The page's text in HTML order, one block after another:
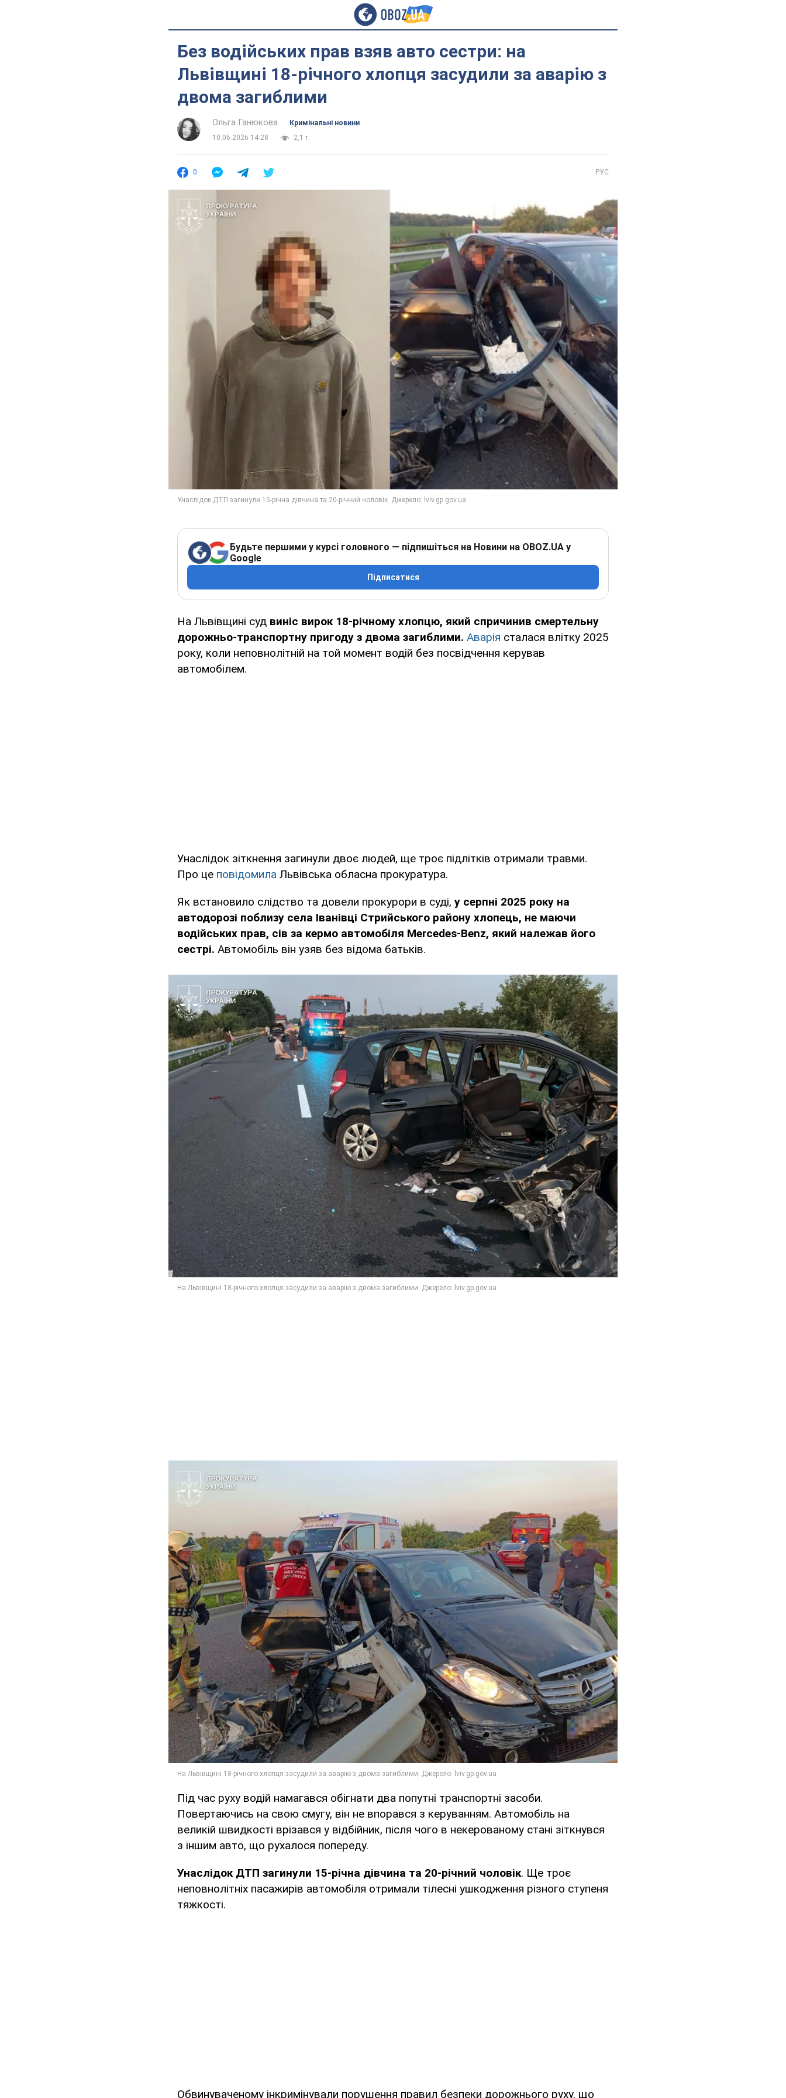
Без водійських прав взяв авто сестри: на
Львівщині 18-річного хлопця засудили за аварію з
двома загиблими
Ольга Ганюкова
Кримінальні новини
10.06.2026 14:28
2,1 т.
0 РУС
Будьте першими у курсі головного — підпишіться на Новини на OBOZ.UA у
Google
Підписатися
На Львівщині суд виніс вирок 18-річному хлопцю, який спричинив смертельну
дорожньо-транспортну пригоду з двома загиблими. Аварія сталася влітку 2025
року, коли неповнолітній на той момент водій без посвідчення керував
автомобілем.
Унаслідок зіткнення загинули двоє людей, ще троє підлітків отримали травми.
Про це повідомила Львівська обласна прокуратура.
Як встановило слідство та довели прокурори в суді, у серпні 2025 року на
автодорозі поблизу села Іванівці Стрийського району хлопець, не маючи
водійських прав, сів за кермо автомобіля Mercedes-Benz, який належав його
сестрі. Автомобіль він узяв без відома батьків.
Під час руху водій намагався обігнати два попутні транспортні засоби.
Повертаючись на свою смугу, він не впорався з керуванням. Автомобіль на
великій швидкості врізався у відбійник, після чого в некерованому стані зіткнувся
з іншим авто, що рухалося попереду.
Унаслідок ДТП загинули 15-річна дівчина та 20-річний чоловік. Ще троє
неповнолітніх пасажирів автомобіля отримали тілесні ушкодження різного ступеня
тяжкості.
Обвинуваченому інкримінували порушення правил безпеки дорожнього руху, що